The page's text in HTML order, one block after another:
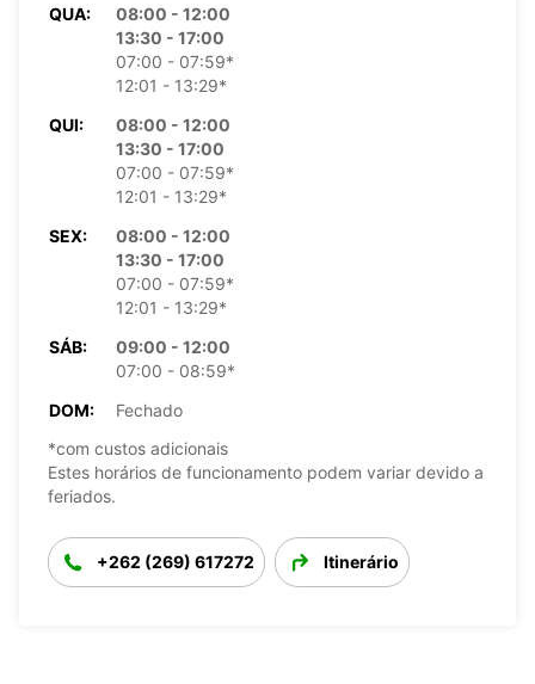
QUA:
08:00 - 12:00
13:30 - 17:00
07:00 - 07:59*
12:01 - 13:29*
QUI:
08:00 - 12:00
13:30 - 17:00
07:00 - 07:59*
12:01 - 13:29*
SEX:
08:00 - 12:00
13:30 - 17:00
07:00 - 07:59*
12:01 - 13:29*
SÁB:
09:00 - 12:00
07:00 - 08:59*
DOM:
Fechado
*com custos adicionais
Estes horários de funcionamento podem variar devido a
feriados.
+262 (269) 617272 Itinerário